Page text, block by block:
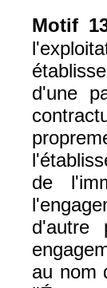
Motif
d'une
de
d'autre
au nom